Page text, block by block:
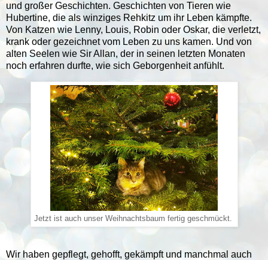
und großer Geschichten. Geschichten von Tieren wie
Hubertine, die als winziges Rehkitz um ihr Leben kämpfte.
Von Katzen wie Lenny, Louis, Robin oder Oskar, die verletzt,
krank oder gezeichnet vom Leben zu uns kamen. Und von
alten Seelen wie Sir Allan, der in seinen letzten Monaten
noch erfahren durfte, wie sich Geborgenheit anfühlt.
Jetzt ist auch unser Weihnachtsbaum fertig geschmückt.
Wir haben gepflegt, gehofft, gekämpft und manchmal auch